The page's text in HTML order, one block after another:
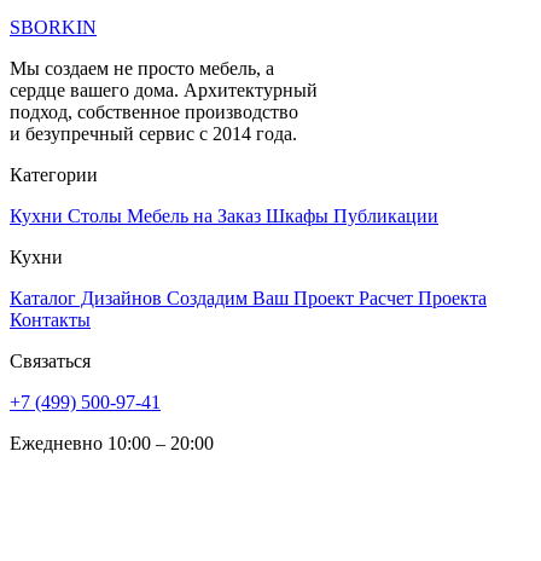
SBORKIN
Мы создаем не просто мебель, а
сердце вашего дома. Архитектурный
подход, собственное производство
и безупречный сервис с 2014 года.
Категории
Кухни Столы Мебель на Заказ Шкафы Публикации
Кухни
Каталог Дизайнов Создадим Ваш Проект Расчет Проекта
Контакты
Связаться
+7 (499) 500-97-41
Ежедневно 10:00 – 20:00